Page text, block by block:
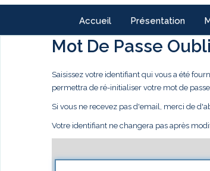
Accueil Présentation
Mot De Passe
Saisissez votre identifiant qui vous a été
permettra de ré-initialiser votre mot de
Si vous ne recevez pas d'email, merci de
Votre identifiant ne changera pas après